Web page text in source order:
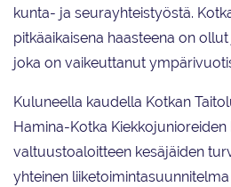
kunta- ja seurayhteistyöstä.
pitkäaikaisena haasteena on
joka on vaikeuttanut
Kuluneella kaudella Kotkan
Hamina-Kotka Kiekkojunioreiden
valtuustoaloitteen kesäjäiden
yhteinen